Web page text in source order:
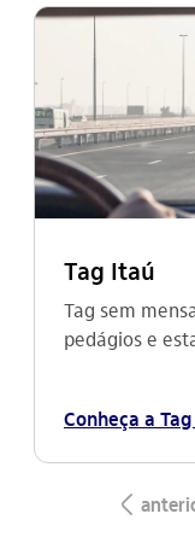
Tag Itaú
Tag sem
pedágios e
Conheça a
seta_esquerda